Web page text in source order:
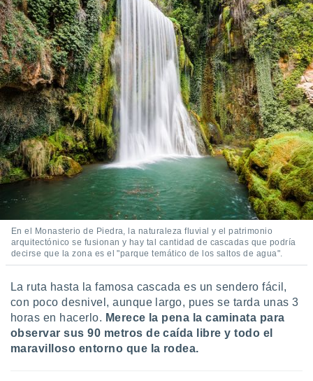
En el Monasterio de Piedra, la naturaleza fluvial y el patrimonio
arquitectónico se fusionan y hay tal cantidad de cascadas que podría
decirse que la zona es el "parque temático de los saltos de agua".
La ruta hasta la famosa cascada es un sendero fácil,
con poco desnivel, aunque largo, pues se tarda unas 3
horas en hacerlo. Merece la pena la caminata para
observar sus 90 metros de caída libre y todo el
maravilloso entorno que la rodea.